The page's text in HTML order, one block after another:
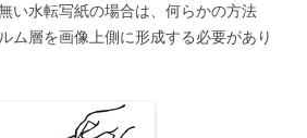
い水転写紙の場合は、何らかの方法
ム層を画像上側に形成する必要があり